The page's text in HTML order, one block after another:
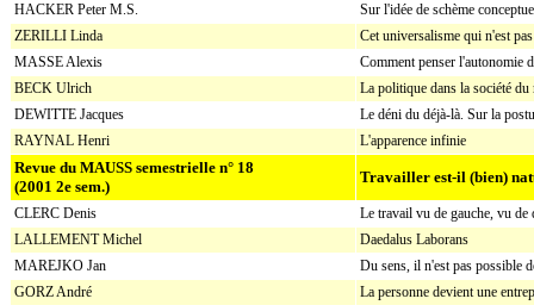
HACKER Peter M.S.
Sur l'idée de schème
ZERILLI Linda
Cet universalisme qui n'est
MASSE Alexis
Comment penser l'autonomie
BECK Ulrich
La politique dans la société du
DEWITTE Jacques
Le déni du déjà-là. Sur la
RAYNAL Henri
L'apparence infinie
Revue du MAUSS semestrielle n° 18
(2001 2e sem.)
Travailler est-il (bien)
CLERC Denis
Le travail vu de gauche, vu
LALLEMENT Michel
Daedalus Laborans
MAREJKO Jan
Du sens, il n'est pas possible
GORZ André
La personne devient une